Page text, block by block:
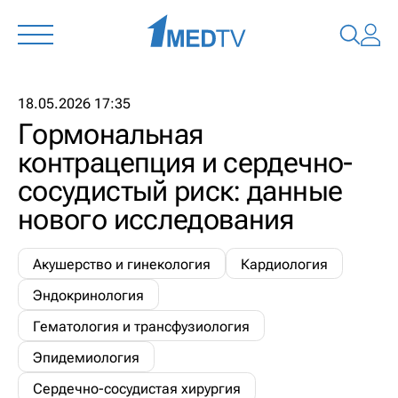
18.05.2026 17:35
Гормональная
контрацепция и сердечно-
сосудистый риск: данные
нового исследования
Акушерство и гинекология
Кардиология
Эндокринология
Гематология и трансфузиология
Эпидемиология
Сердечно-сосудистая хирургия